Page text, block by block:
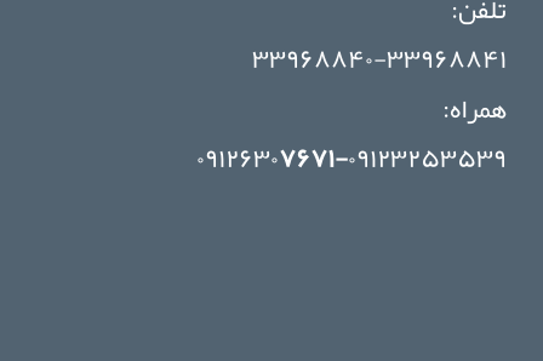
۳۳۹۶۸۸۴۰-۳۳۹۶۸۸۴۱
همراه:
۰۹۱۲۶۳۰۷۶۷۱-۰۹۱۲۳۲۵۳۵۳۹